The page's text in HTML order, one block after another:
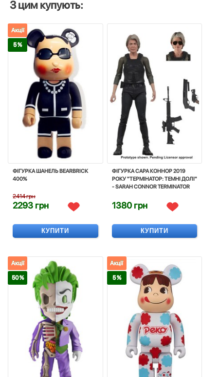
З цим купують:
ФІГУРКА ШАНЕЛЬ BEARBRICK
400%
Акції
5 %
2414 грн
2293 грн
КУПИТИ
ФІГУРКА САРА КОННОР 2019
РОКУ "ТЕРМІНАТОР: ТЕМНІ ДОЛІ"
- SARAH CONNOR TERMINATOR
1380 грн
КУПИТИ
Акції
50 %
Акції
5 %